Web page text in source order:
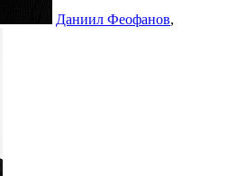
Даниил Феофанов,